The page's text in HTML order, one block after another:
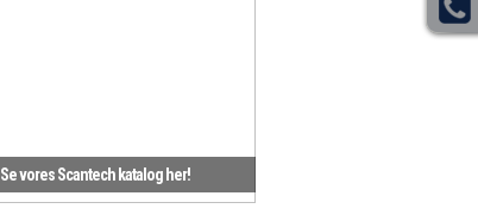
Se vores Scantech katalog her!